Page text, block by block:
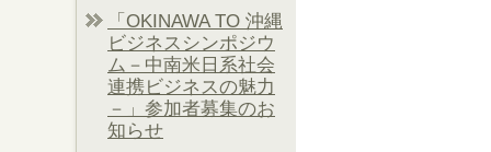
「OKINAWA TO 沖縄
ビジネスシンポジウ
ム－中南米日系社会
連携ビジネスの魅力
－」参加者募集のお
知らせ